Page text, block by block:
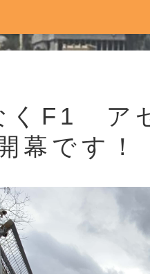
くF1 ア
幕です！